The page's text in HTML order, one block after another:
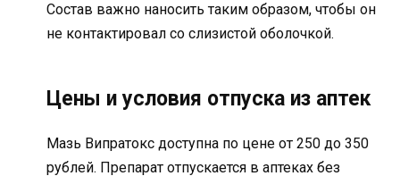
Состав важно наносить таким образом, чтобы он
не контактировал со слизистой оболочкой.
Цены и условия отпуска из аптек
Мазь Випратокс доступна по цене от 250 до 350
рублей. Препарат отпускается в аптеках без